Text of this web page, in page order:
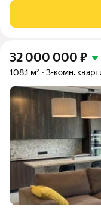
автомобильного
пыли, больше покоя.
32 000 000 ₽
108,1 м² 3-комн.